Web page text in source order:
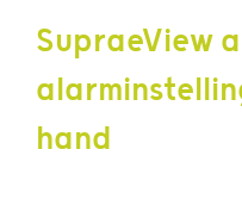
SupraeView
hand